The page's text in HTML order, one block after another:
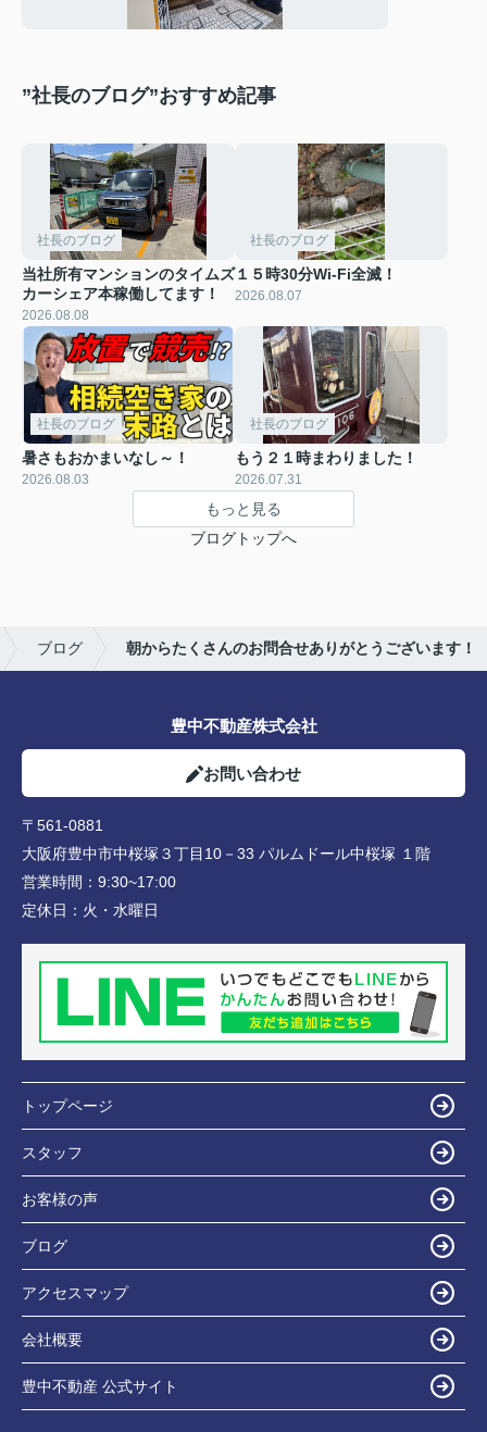
”社長のブログ”おすすめ記事
社長のブログ
当社所有マンションのタイムズ
カーシェア本稼働してます！
2026.08.08
社長のブログ
１５時30分Wi-Fi全滅！
2026.08.07
社長のブログ
暑さもおかまいなし～！
2026.08.03
社長のブログ
もう２１時まわりました！
2026.07.31
もっと見る
ブログトップへ
ブログ 朝からたくさんのお問合せありがとうございます！
豊中不動産株式会社
お問い合わせ
〒561-0881
大阪府豊中市中桜塚３丁目10－33 パルムドール中桜塚 １階
営業時間： 9:30~17:00
定休日： 火・水曜日
トップページ
スタッフ
お客様の声
ブログ
アクセスマップ
会社概要
豊中不動産 公式サイト